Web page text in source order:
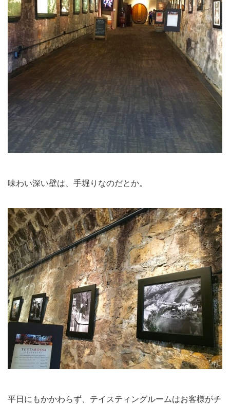
味わい深い壁は、手堀りなのだとか。
平日にもかかわらず、テイスティングルームはお客様がチ